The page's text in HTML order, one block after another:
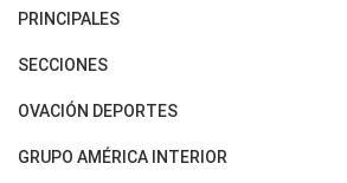
PRINCIPALES
Últimas Noticias
Política
SECCIONES
Horóscopo
Motores
OVACIÓN DEPORTES
Fútbol
GRUPO AMÉRICA INTERIOR